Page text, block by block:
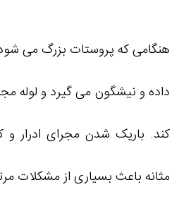
هنگامی که پروستات بزرگ می
داده و نیشگون می گیرد و لوله
کند. باریک شدن مجرای ادرار و
مثانه باعث بسیاری از مشکلات